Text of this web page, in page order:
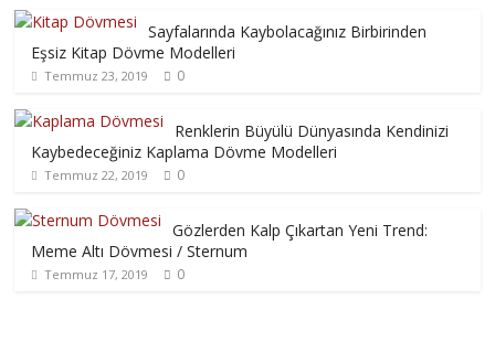
Sayfalarında Kaybolacağınız Birbirinden
Eşsiz Kitap Dövme Modelleri
Temmuz 23, 2019 0
Renklerin Büyülü Dünyasında Kendinizi
Kaybedeceğiniz Kaplama Dövme Modelleri
Temmuz 22, 2019 0
Gözlerden Kalp Çıkartan Yeni Trend:
Meme Altı Dövmesi / Sternum
Temmuz 17, 2019 0